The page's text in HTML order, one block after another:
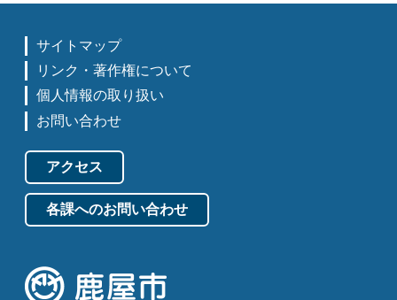
サイトマップ
リンク・著作権について
個人情報の取り扱い
お問い合わせ
アクセス
各課へのお問い合わせ